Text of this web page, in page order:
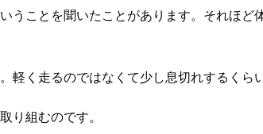
うことを聞いたことがあります。それほど
軽く走るのではなくて少し息切れするくら
り組むのです。